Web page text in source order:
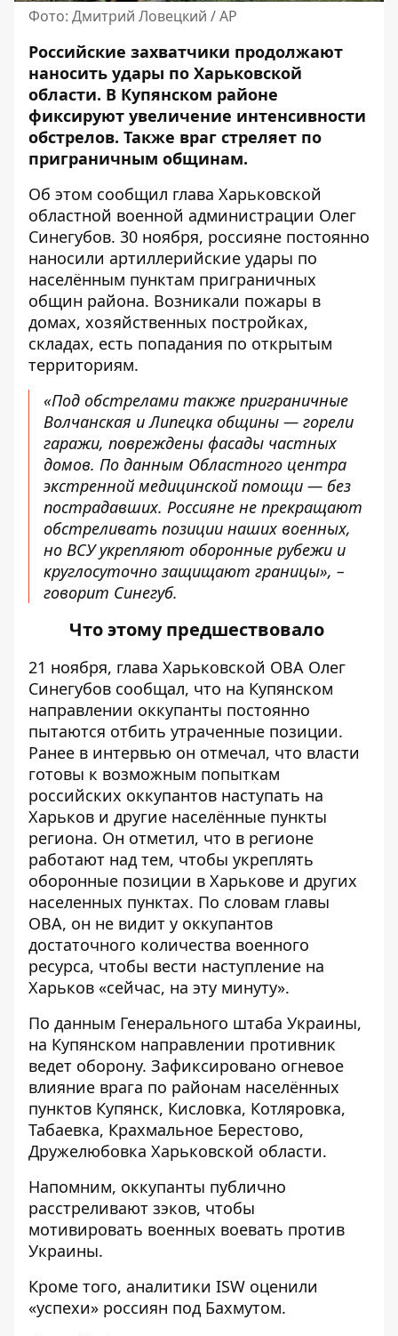
Фото: Дмитрий Ловецкий / AP
Российские захватчики продолжают
наносить удары по Харьковской
области. В Купянском районе
фиксируют увеличение интенсивности
обстрелов. Также враг стреляет по
приграничным общинам.
Об этом сообщил глава Харьковской
областной военной администрации Олег
Синегубов. 30 ноября, россияне постоянно
наносили артиллерийские удары по
населённым пунктам приграничных
общин района. Возникали пожары в
домах, хозяйственных постройках,
складах, есть попадания по открытым
территориям.
«Под обстрелами также приграничные
Волчанская и Липецка общины — горели
гаражи, повреждены фасады частных
домов. По данным Областного центра
экстренной медицинской помощи — без
пострадавших. Россияне не прекращают
обстреливать позиции наших военных,
но ВСУ укрепляют оборонные рубежи и
круглосуточно защищают границы», –
говорит Синегуб.
Что этому предшествовало
21 ноября, глава Харьковской ОВА Олег
Синегубов сообщал, что на Купянском
направлении оккупанты постоянно
пытаются отбить утраченные позиции.
Ранее в интервью он отмечал, что власти
готовы к возможным попыткам
российских оккупантов наступать на
Харьков и другие населённые пункты
региона. Он отметил, что в регионе
работают над тем, чтобы укреплять
оборонные позиции в Харькове и других
населенных пунктах. По словам главы
ОВА, он не видит у оккупантов
достаточного количества военного
ресурса, чтобы вести наступление на
Харьков «сейчас, на эту минуту».
По данным Генерального штаба Украины,
на Купянском направлении противник
ведет оборону. Зафиксировано огневое
влияние врага по районам населённых
пунктов Купянск, Кисловка, Котляровка,
Табаевка, Крахмальное Берестово,
Дружелюбовка Харьковской области.
Напомним, оккупанты публично
расстреливают зэков, чтобы
мотивировать военных воевать против
Украины.
Кроме того, аналитики ISW оценили
«успехи» россиян под Бахмутом.